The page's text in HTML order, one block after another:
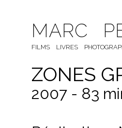
MARC
FILMS LIVRES
ZONES
2007 - 83